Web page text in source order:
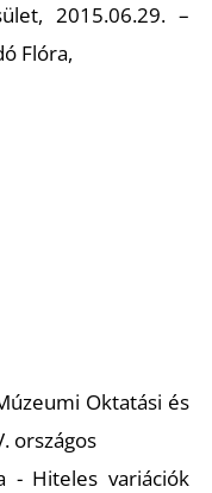
2015.06.29. –
Flóra,
Oktatási és
országos
- Hiteles variációk